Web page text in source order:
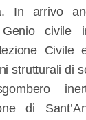
In arrivo
civile
Civile
strutturali di
di